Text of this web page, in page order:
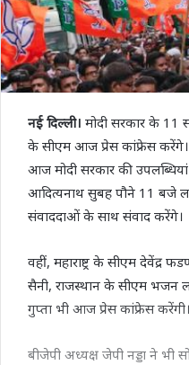
नई दिल्ली। मोदी सरकार के 11
के सीएम आज प्रेस कांफ्रेस करेंगे।
आज मोदी सरकार की
आदित्यनाथ सुबह पौने 11 बजे
संवाददाओं के साथ संवाद करेंगे।
वहीं, महाराष्ट्र के सीएम देवेंद्र
सैनी, राजस्थान के सीएम भजन
गुप्ता भी आज प्रेस कांफ्रेस करेंगी।
बीजेपी अध्यक्ष जेपी नड्डा ने भी